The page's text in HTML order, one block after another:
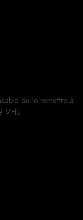
de le remettre à
VHU.